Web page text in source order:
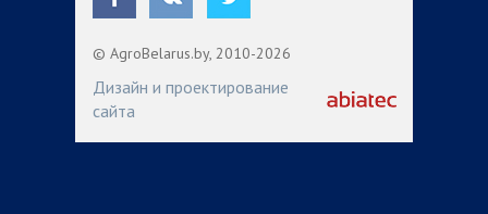
© AgroBelarus.by, 2010-2026
Дизайн и проектирование
сайта